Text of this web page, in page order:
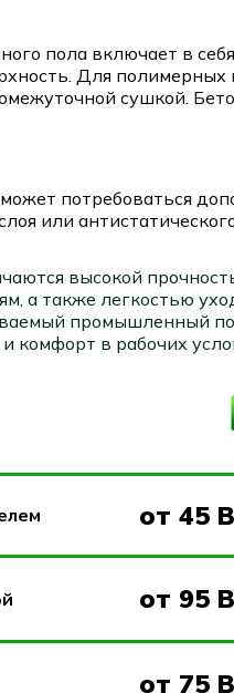
пола включает в
Для
сушкой.
потребоваться
или
высокой
а также легкостью
промышленный
комфорт в рабочих
от 45
от 95
от 75